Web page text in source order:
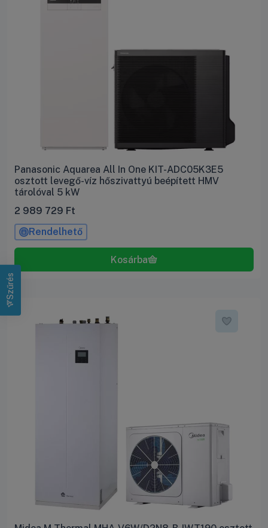
Szűrés
Panasonic Aquarea All In One KIT-ADC05K3E5
osztott levegő-víz hőszivattyú beépített HMV
tárolóval 5 kW
2 989 729 Ft
Rendelhető